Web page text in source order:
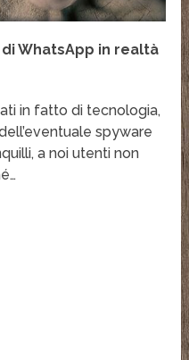
WhatsApp in realtà
in fatto di tecnologia,
spyware
a noi utenti non